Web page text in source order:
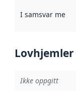
I samsvar med
Lovhjemler
Ikke oppgitt